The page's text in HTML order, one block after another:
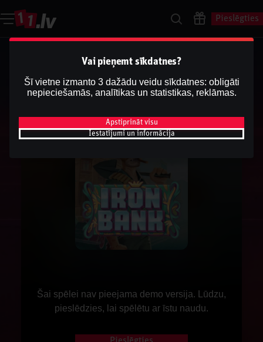
Pieslēgties
Šai spēlei nav pieejama demo versija. Lūdzu,
pieslēdzies, lai spēlētu ar īstu naudu.
Vai pieņemt sīkdatnes?
Šī vietne izmanto 3 dažādu veidu sīkdatnes: obligāti
nepieciešamās, analītikas un statistikas, reklāmas.
Apstiprināt visu
Iestatījumi un informācija